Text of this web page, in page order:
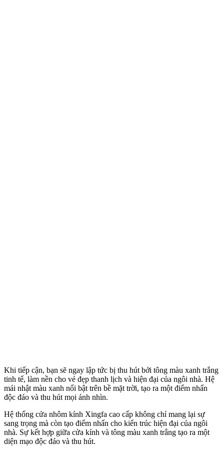
Khi tiếp cận, bạn sẽ ngay lập tức bị thu hút bởi tông màu xanh trắng
tinh tế, làm nền cho vẻ đẹp thanh lịch và hiện đại của ngôi nhà. Hệ
mái nhật màu xanh nổi bật trên bề mặt trời, tạo ra một điểm nhấn
độc đáo và thu hút mọi ánh nhìn.
Hệ thống cửa nhôm kính Xingfa cao cấp không chỉ mang lại sự
sang trọng mà còn tạo điểm nhấn cho kiến trúc hiện đại của ngôi
nhà. Sự kết hợp giữa cửa kính và tông màu xanh trắng tạo ra một
diện mạo độc đáo và thu hút.